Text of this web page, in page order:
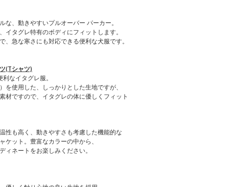
な、動きやすいプルオーバー パーカー。
イタグレ特有のボディにフィットします。
、急な寒さにも対応できる便利な犬服です。
(Tシャツ)
なイタグレ服。
を使用した、しっかりとした生地ですが、
材ですので、イタグレの体に優しくフィット
性も高く、動きやすさも考慮した機能的な
ケット。豊富なカラーの中から、
ィネートをお楽しみください。